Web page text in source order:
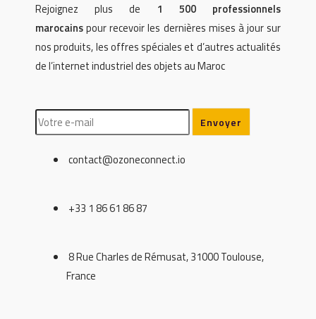
Rejoignez plus de 1 500 professionnels
marocainspour recevoir les dernières mises à jour sur
nos produits, les offres spéciales et d’autres actualités
de l’internet industriel des objets au Maroc
contact@ozoneconnect.io
+33 1 86 61 86 87
8 Rue Charles de Rémusat, 31000 Toulouse,
France